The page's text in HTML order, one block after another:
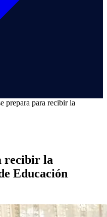
prepara para recibir la
recibir la
Educación